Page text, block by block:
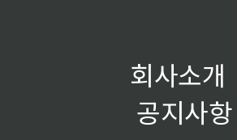
회사소개
공지사항